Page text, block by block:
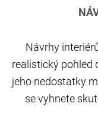
Návrhy
realistický pohled
jeho nedostatky
se vyhnete